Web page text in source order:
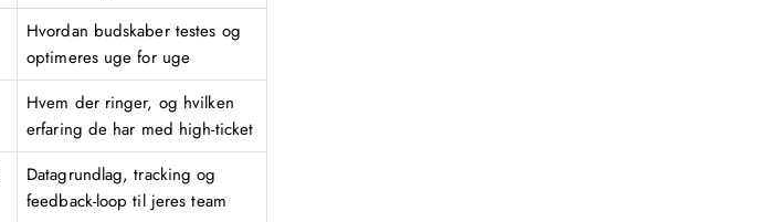
Hvordan budskaber testes og
optimeres uge for uge
Hvem der ringer, og hvilken
erfaring de har med high-ticket
Datagrundlag, tracking og
feedback-loop til jeres team